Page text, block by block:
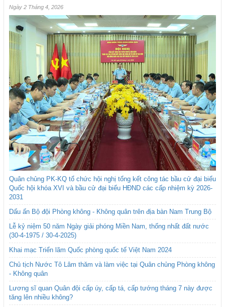
Ngày 2 Tháng 4, 2026
Quân chủng PK-KQ tổ chức hội nghị tổng kết công tác bầu cử đại biểu
Quốc hội khóa XVI và bầu cử đại biểu HĐND các cấp nhiệm kỳ 2026-
2031
Dấu ấn Bộ đội Phòng không - Không quân trên địa bàn Nam Trung Bộ
Lễ kỷ niệm 50 năm Ngày giải phóng Miền Nam, thống nhất đất nước
(30-4-1975 / 30-4-2025)
Khai mạc Triển lãm Quốc phòng quốc tế Việt Nam 2024
Chủ tịch Nước Tô Lâm thăm và làm việc tại Quân chủng Phòng không
- Không quân
Lương sĩ quan Quân đội cấp úy, cấp tá, cấp tướng tháng 7 này được
tăng lên nhiều không?